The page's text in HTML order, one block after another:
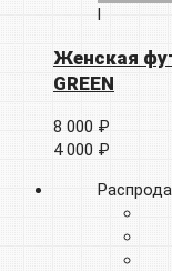
l
Женская
GREEN
8 000 ₽
4 000 ₽